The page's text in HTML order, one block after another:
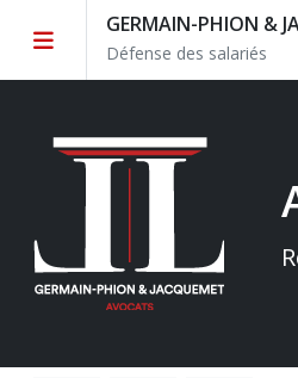
GERMAIN-PHION &
Défense des salariés